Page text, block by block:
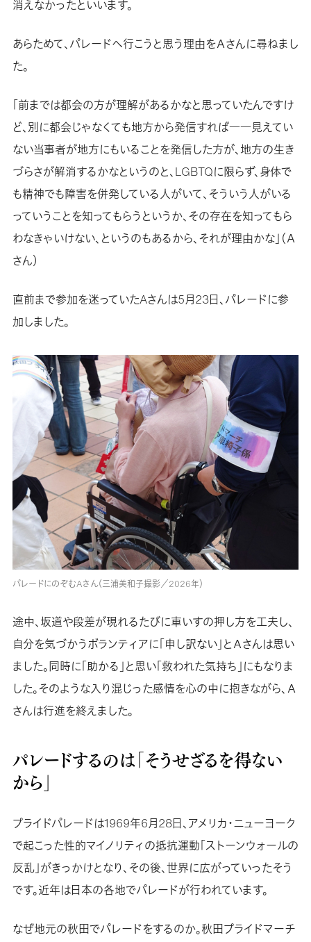
消えなかったといいます。
あらためて、パレードへ行こうと思う理由をＡさんに尋ねまし
た。
「前までは都会の方が理解があるかなと思っていたんですけ
ど、別に都会じゃなくても地方から発信すれば――見えてい
ない当事者が地方にもいることを発信した方が、地方の生き
づらさが解消するかなというのと、LGBTQに限らず、身体で
も精神でも障害を併発している人がいて、そういう人がいる
っていうことを知ってもらうというか、その存在を知ってもら
わなきゃいけない、というのもあるから、それが理由かな」（Ａ
さん）
直前まで参加を迷っていたAさんは5月23日、パレードに参
加しました。
パレードにのぞむAさん（三浦美和子撮影／2026年）
途中、坂道や段差が現れるたびに車いすの押し方を工夫し、
自分を気づかうボランティアに「申し訳ない」とＡさんは思い
ました。同時に「助かる」と思い「救われた気持ち」にもなりま
した。そのような入り混じった感情を心の中に抱きながら、Ａ
さんは行進を終えました。
パレードするのは「そうせざるを得ない
から」
プライドパレードは1969年6月28日、アメリカ・ニューヨーク
で起こった性的マイノリティの抵抗運動「ストーンウォールの
反乱」がきっかけとなり、その後、世界に広がっていったそう
です。近年は日本の各地でパレードが行われています。
なぜ地元の秋田でパレードをするのか。秋田プライドマーチ